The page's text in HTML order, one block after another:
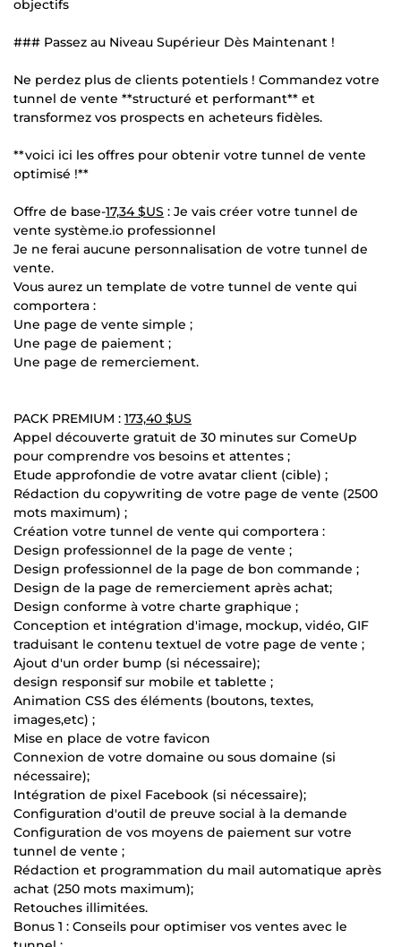
objectifs
### Passez au Niveau Supérieur Dès Maintenant !
Ne perdez plus de clients potentiels ! Commandez votre
tunnel de vente **structuré et performant** et
transformez vos prospects en acheteurs fidèles.
**voici ici les offres pour obtenir votre tunnel de vente
optimisé !**
Offre de base-17,34 $US : Je vais créer votre tunnel de
vente système.io professionnel
Je ne ferai aucune personnalisation de votre tunnel de
vente.
Vous aurez un template de votre tunnel de vente qui
comportera :
Une page de vente simple ;
Une page de paiement ;
Une page de remerciement.
PACK PREMIUM : 173,40 $US
Appel découverte gratuit de 30 minutes sur ComeUp
pour comprendre vos besoins et attentes ;
Etude approfondie de votre avatar client (cible) ;
Rédaction du copywriting de votre page de vente (2500
mots maximum) ;
Création votre tunnel de vente qui comportera :
Design professionnel de la page de vente ;
Design professionnel de la page de bon commande ;
Design de la page de remerciement après achat;
Design conforme à votre charte graphique ;
Conception et intégration d'image, mockup, vidéo, GIF
traduisant le contenu textuel de votre page de vente ;
Ajout d'un order bump (si nécessaire);
design responsif sur mobile et tablette ;
Animation CSS des éléments (boutons, textes,
images,etc) ;
Mise en place de votre favicon
Connexion de votre domaine ou sous domaine (si
nécessaire);
Intégration de pixel Facebook (si nécessaire);
Configuration d'outil de preuve social à la demande
Configuration de vos moyens de paiement sur votre
tunnel de vente ;
Rédaction et programmation du mail automatique après
achat (250 mots maximum);
Retouches illimitées.
Bonus 1 : Conseils pour optimiser vos ventes avec le